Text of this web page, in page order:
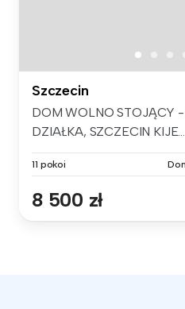
Szczecin
DOM WOLNO STOJĄCY -
DZIAŁKA, SZCZECIN KIJE...
11 pokoi
8 500 zł